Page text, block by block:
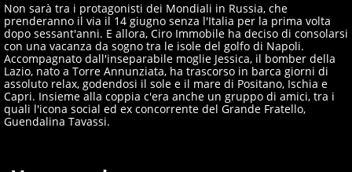
Non sarà tra i protagonisti dei Mondiali in Russia, che
prenderanno il via il 14 giugno senza l'Italia per la prima volta
dopo sessant'anni. E allora, Ciro Immobile ha deciso di consolarsi
con una vacanza da sogno tra le isole del golfo di Napoli.
Accompagnato dall'inseparabile moglie Jessica, il bomber della
Lazio, nato a Torre Annunziata, ha trascorso in barca giorni di
assoluto relax, godendosi il sole e il mare di Positano, Ischia e
Capri. Insieme alla coppia c'era anche un gruppo di amici, tra i
quali l'icona social ed ex concorrente del Grande Fratello,
Guendalina Tavassi.